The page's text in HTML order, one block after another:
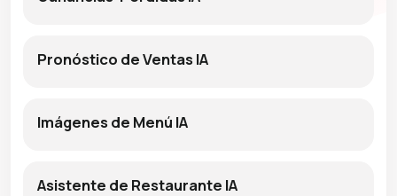
Pronóstico de Ventas IA
Imágenes de Menú IA
Asistente de Restaurante IA